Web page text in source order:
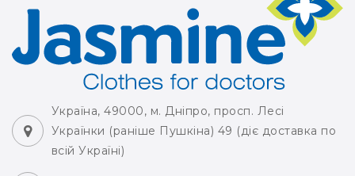
Україна, 49000, м. Дніпро, просп. Лесі
Українки (раніше Пушкіна) 49 (діє доставка по
всій Україні)